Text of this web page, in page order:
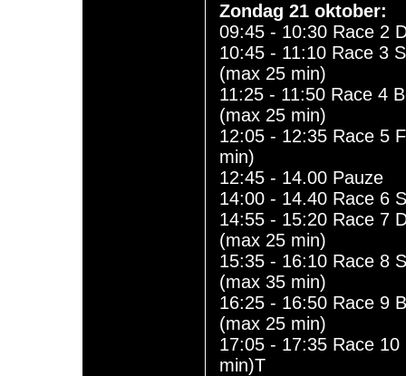
Zondag 21 oktober:
09:45 - 10:30 Race 2
10:45 - 11:10 Race 3
(max 25 min)
11:25 - 11:50 Race 4
(max 25 min)
12:05 - 12:35 Race 5
min)
12:45 - 14.00 Pauze
14:00 - 14.40 Race 6
14:55 - 15:20 Race 7
(max 25 min)
15:35 - 16:10 Race 8
(max 35 min)
16:25 - 16:50 Race 9
(max 25 min)
17:05 - 17:35 Race
min)T